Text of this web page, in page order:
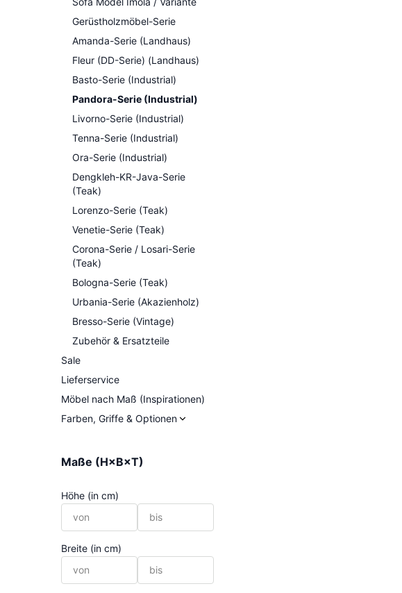
Gerüstholzmöbel-Serie
Amanda-Serie (Landhaus)
Fleur (DD-Serie) (Landhaus)
Basto-Serie (Industrial)
Pandora-Serie (Industrial)
Livorno-Serie (Industrial)
Tenna-Serie (Industrial)
Ora-Serie (Industrial)
Dengkleh-KR-Java-Serie
(Teak)
Lorenzo-Serie (Teak)
Venetie-Serie (Teak)
Corona-Serie / Losari-Serie
(Teak)
Bologna-Serie (Teak)
Urbania-Serie (Akazienholz)
Bresso-Serie (Vintage)
Zubehör & Ersatzteile
Sale
Lieferservice
Möbel nach Maß (Inspirationen)
Farben, Griffe & Optionen
Maße (H×B×T)
Höhe (in cm)
Breite (in cm)